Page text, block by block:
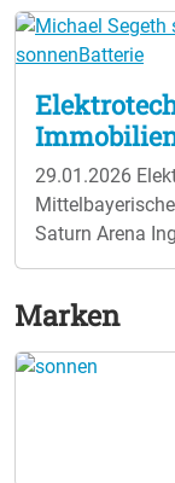
29.01.2026
Saturn Arena
An zwei
Energiesparen
besonderer
Marken